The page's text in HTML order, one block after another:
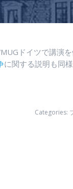
ドイツで講演
に関する説明も同
Categories: